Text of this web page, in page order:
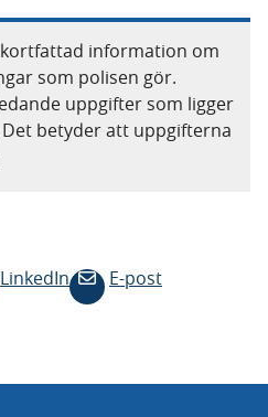
information om
som polisen gör.
uppgifter som ligger
betyder att uppgifterna
LinkedIn E-post